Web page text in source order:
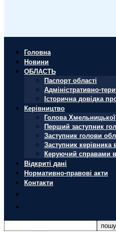
Головна
Новини
ОБЛАСТЬ
Паспорт області
Адміністративно-
Історична довідка
Керівництво
Голова
Перший заступник
Заступник голови
Заступник керівника
Керуючий справами
Відкриті дані
Нормативно-правові акти
Контакти